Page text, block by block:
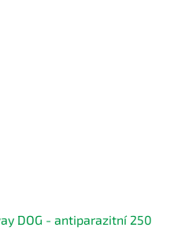
DOG - antiparazitní 250